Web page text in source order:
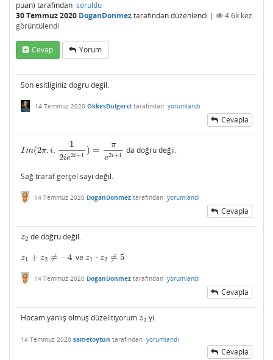
puan) tarafından soruldu
30 Temmuz 2020 DoganDonmeztarafındandüzenlendi | 4.6k kez
görüntülendi
Cevap Yorum
Son esitliginiz dogru degil.
14 Temmuz 2020 OkkesDulgerci tarafından yorumlandı
Cevapla
Im(2π. i.
1
2ie2i+1
) =
π
e2i+1
Im(2π.i.12 e2i+1)=πe 2i+ 1 da doğru değil.
Sağ traraf gerçel sayı değil.
14 Temmuz 2020 DoganDonmez tarafından yorumlandı
Cevapla
z2
z2 de doğru değil.
z1 + z2 ≠ −4
z1 +z2≠− 4 ve z1 ⋅ z2 ≠ 5
z1 z 2≠ 5
14 Temmuz 2020 DoganDonmez tarafından yorumlandı
Cevapla
Hocam yanlış olmuş düzelitiyorum z2
z2 yi.
14 Temmuz 2020 sametoytun tarafından yorumlandı
Cevapla